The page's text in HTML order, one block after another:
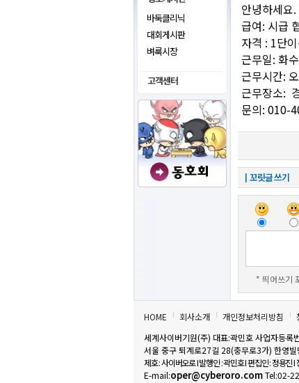
바둑클리닉
대회게시판
벼룩시장
안녕하세요
급여: 시급
자격 : 1단
근무일: 화
근무시간:
근무장소:
문의: 010-
┃꼬릿글 쓰기
* 띄어쓰기
HOME 회사소개 개인정보처리방침
세계사이버기원(주) 대표:곽민호 사업자등
서울 중구 퇴계로27길 28(충무로3가) 한영
제호 : 사이버오로 I 발행인 : 곽민호 I 편집인 : 정용진
E-mail:oper@cyberoro.comTel:02-